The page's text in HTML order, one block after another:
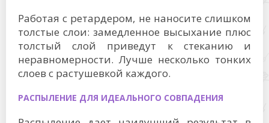
Работая с ретардером, не наносите слишком
толстые слои: замедленное высыхание плюс
толстый слой приведут к стеканию и
неравномерности. Лучше несколько тонких
слоев с растушевкой каждого.
РАСПЫЛЕНИЕ ДЛЯ ИДЕАЛЬНОГО СОВПАДЕНИЯ